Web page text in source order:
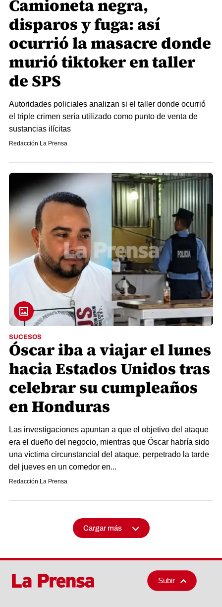
Camioneta negra,
disparos y fuga: así
ocurrió la masacre donde
murió tiktoker en taller
de SPS
Autoridades policiales analizan si el taller donde ocurrió
el triple crimen sería utilizado como punto de venta de
sustancias ilícitas
Redacción La Prensa
SUCESOS
Óscar iba a viajar el lunes
hacia Estados Unidos tras
celebrar su cumpleaños
en Honduras
Las investigaciones apuntan a que el objetivo del ataque
era el dueño del negocio, mientras que Óscar habría sido
una víctima circunstancial del ataque, perpetrado la tarde
del jueves en un comedor en...
Redacción La Prensa
Cargar más
Subir